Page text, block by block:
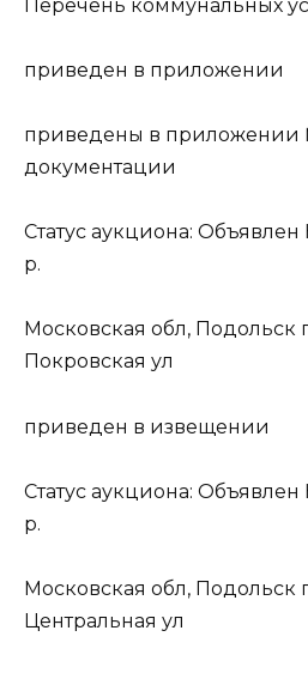
Перечень коммунальных
приведен в приложении
приведены в приложении
документации
Статус аукциона: Объявлен
р.
Московская обл, Подольск
Покровская ул
приведен в извещении
Статус аукциона: Объявлен
р.
Московская обл, Подольск
Центральная ул